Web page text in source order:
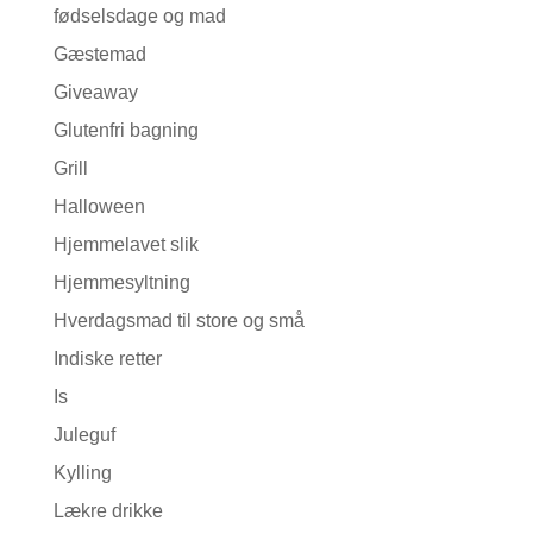
fødselsdage og mad
Gæstemad
Giveaway
Glutenfri bagning
Grill
Halloween
Hjemmelavet slik
Hjemmesyltning
Hverdagsmad til store og små
Indiske retter
Is
Juleguf
Kylling
Lækre drikke